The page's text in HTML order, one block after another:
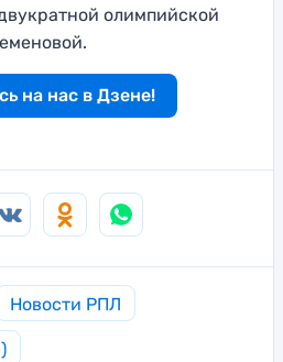
олимпийской
на нас в Дзене!
Новости РПЛ